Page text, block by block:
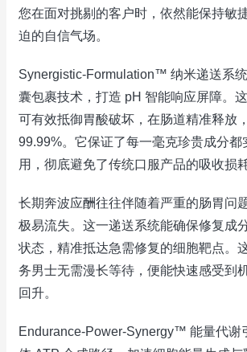
您在面对挑剔的客户时，依然能保持敏
迫的自信气场。
Synergistic-Formulation™ 纳米递送系
囊包裹技术，打造 pH 智能响应屏障。
可有效抵御胃酸破坏，在肠道精准释放
99.99%。它保证了每一毫克珍贵成分都
用，彻底避免了传统口服产品的吸收损耗
长期奔波应酬往往伴随着严重的肠胃问
极易流失。这一递送系统能确保修复成
状态，精准抵达急需修复的细胞靶点。
务男士无需漫长等待，便能快速感受到
回升。
Endurance-Power-Synergy™ 能量代谢